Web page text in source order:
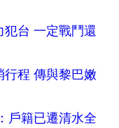
台 一定戰鬥還
行程 傳與黎巴嫩
戶籍已遷清水全